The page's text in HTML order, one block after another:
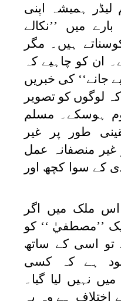
لیڈر ہمیشہ اپنی
میں ’’نکالے
ہیں۔ مگر
ان کو چاہیے کہ
جانے‘‘ کی خبریں
لوگوں کو تصویر
ہوسکے۔ مسلم
طور پر غیر
منصفانہ عمل
کے سوا کچھ اور
اس ملک میں اگر
’’مصطفيٰ ‘‘ کو
تو اسی کے ساتھ
ہے کہ کسی
نہیں لیا گیا۔
ہے وہ یہ